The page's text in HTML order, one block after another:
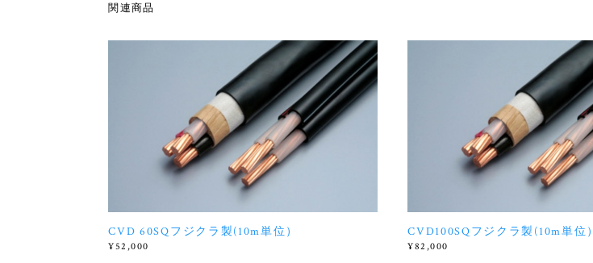
関連商品
CVD 60SQフジクラ製(10m単位）
¥52,000
CVD100SQフジクラ製(10m単位）
¥82,000